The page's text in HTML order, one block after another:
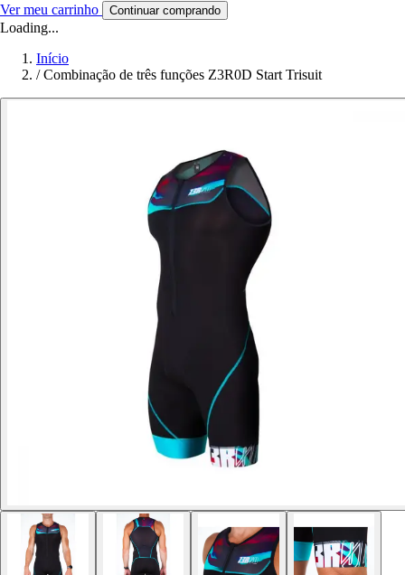
Ver meu carrinho Continuar comprando
Loading...
Início
/ Combinação de três funções Z3R0D Start Trisuit